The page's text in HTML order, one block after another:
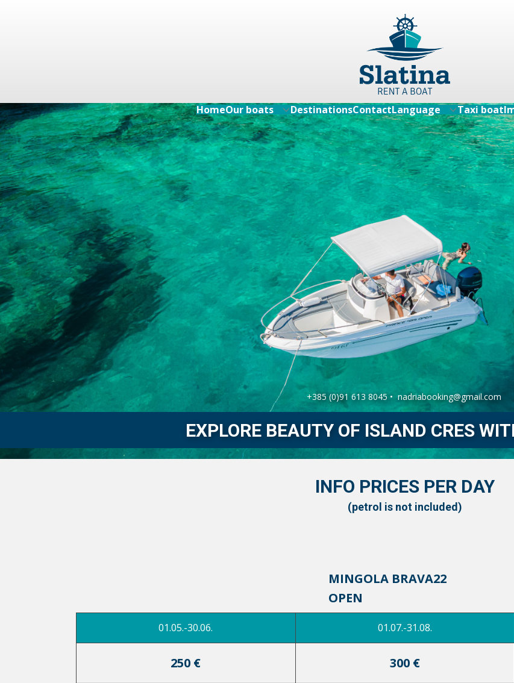
HomeOur boats DestinationsContactLanguage Taxi boat
+385 (0)91 613 8045 •nadriabooking@gmail.com
EXPLORE BEAUTY OF ISLAND CRES
INFO PRICES PER DAY
(petrol is not included)
MINGOLA BRAVA22
OPEN
01.05.-30.06. 01.07.-31.08.
250 € 300 €